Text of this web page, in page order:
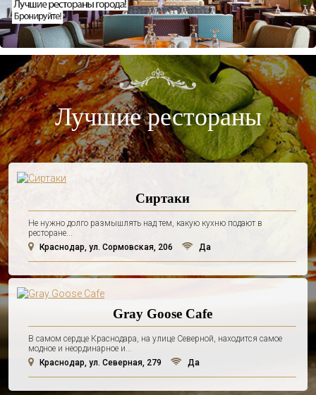
Лучшие рестораны
Сиртаки
Не нужно долго размышлять над тем, какую кухню подают в
ресторане...
Краснодар, ул. Сормовская, 206
Да
Gray Goose Cafe
В самом сердце Краснодара, на улице Северной, находится самое
модное и неординарное и...
Краснодар, ул. Северная, 279
Да